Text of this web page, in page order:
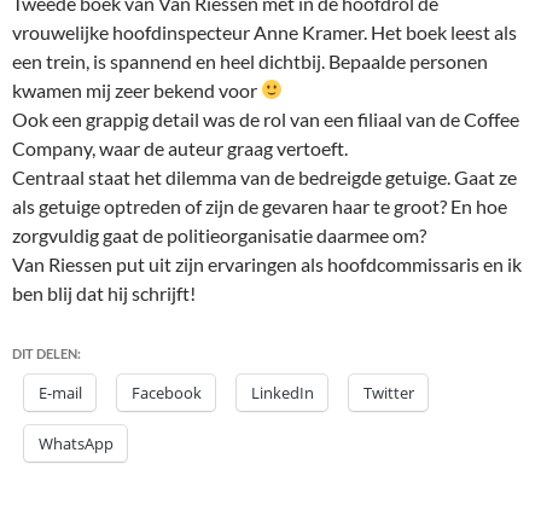
vrouwelijke hoofdinspecteur Anne Kramer. Het boek leest als
een trein, is spannend en heel dichtbij. Bepaalde personen
kwamen mij zeer bekend voor
Ook een grappig detail was de rol van een filiaal van de Coffee
Company, waar de auteur graag vertoeft.
Centraal staat het dilemma van de bedreigde getuige. Gaat ze
als getuige optreden of zijn de gevaren haar te groot? En hoe
zorgvuldig gaat de politieorganisatie daarmee om?
Van Riessen put uit zijn ervaringen als hoofdcommissaris en ik
ben blij dat hij schrijft!
DIT DELEN:
E-mail Facebook LinkedIn Twitter
WhatsApp